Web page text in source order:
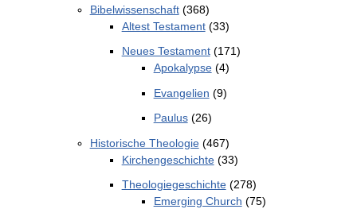
Bibelwissenschaft(368)
Altest Testament(33)
Neues Testament(171)
Apokalypse(4)
Evangelien (9)
Paulus(26)
Historische Theologie(467)
Kirchengeschichte(33)
Theologiegeschichte(278)
Emerging Church (75)